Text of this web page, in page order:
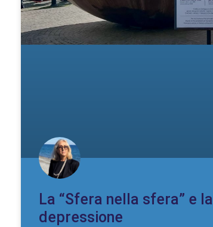
La “Sfera nella sfera” e la
depressione